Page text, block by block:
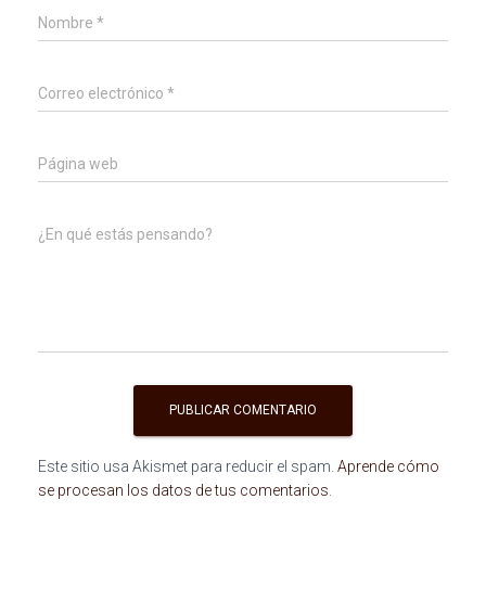
Nombre *
Correo electrónico *
Página web
¿En qué estás pensando?
Este sitio usa Akismet para reducir el spam. Aprende cómo
se procesan los datos de tus comentarios